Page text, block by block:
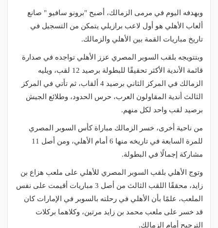
وبهدفه اليوم في مرمى الزمالك، أصبح "برونو سافيو " صانع
ألعاب الأهلي هو أول لاعب برازيلي يتمكن من التسجيل في
تاريخ مباريات القمة بين الأهلي والزمالك.
وبتتويجه بلقب السوبر المصري عزز الأهلي تواجده في صدارة
قائمة الأندية الأكثر تحقيقًا للبطولة برصيد 12 لقب، ويليه
الزمالك في المركز الثاني برصيد 4 ألقاب، ثم تأتي في المركز
الثالث أندية المقاولون العرب، حرس الحدود، وطلائع الجيش
برصيد لقب واحد لكل منهم.
من ناحية أخرى، خسر الزمالك مباراة كأس السوبر المصري
للمرة السابعة في تاريخه منها 6 أمام الأهلي، ومن أصل 11
مشاركة إجمالًا في البطولة.
وتوج الأهلي بلقب السوبر المصري للأهلي على ملعب هزاع بن
زايد، محققًا اللقب الثالث من أصل 3 مباريات أقيمت على نفس
الملعب، علمًا بأن الأهلي في رحلته بالسوبر في الإمارات كان
قد خسر على ملعب محمد بن زايد مرتين، وكلاهما بركلات
الترجيح أمام الزمالك.